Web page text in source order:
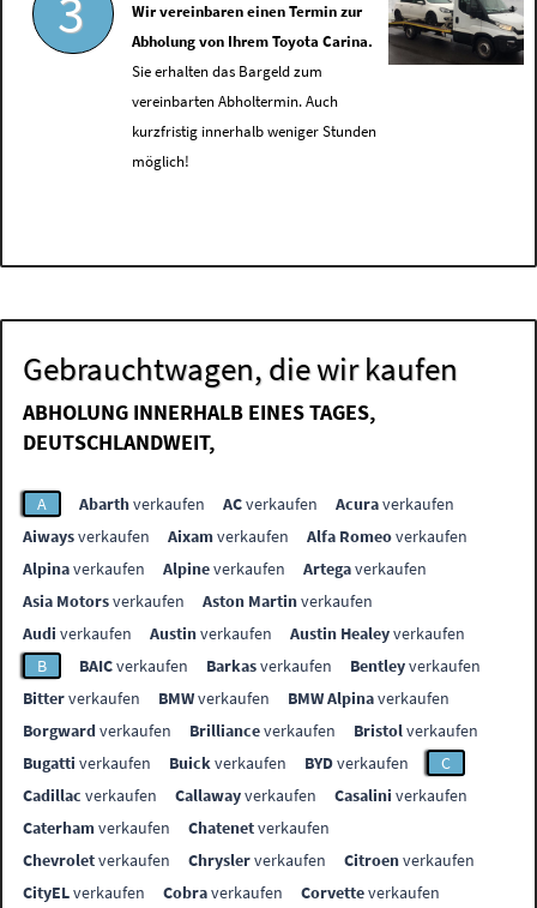
3
Wir vereinbaren einen Termin zur
Abholung von Ihrem Toyota Carina.
Sie erhalten das Bargeld zum
vereinbarten Abholtermin. Auch
kurzfristig innerhalb weniger Stunden
möglich!
Gebrauchtwagen, die wir kaufen
ABHOLUNG INNERHALB EINES TAGES,
DEUTSCHLANDWEIT,
A Abarthverkaufen ACverkaufen Acuraverkaufen
Aiwaysverkaufen Aixamverkaufen Alfa Romeoverkaufen
Alpinaverkaufen Alpineverkaufen Artegaverkaufen
Asia Motorsverkaufen Aston Martinverkaufen
Audi verkaufen Austinverkaufen Austin Healeyverkaufen
B
BAICverkaufen Barkasverkaufen Bentleyverkaufen
Bitterverkaufen BMWverkaufen BMW Alpinaverkaufen
Borgwardverkaufen Brillianceverkaufen Bristolverkaufen
Bugatti verkaufen Buickverkaufen BYDverkaufen
C
Cadillac verkaufen Callawayverkaufen Casalini verkaufen
Caterhamverkaufen Chatenetverkaufen
Chevroletverkaufen Chryslerverkaufen Citroenverkaufen
CityELverkaufen Cobraverkaufen Corvetteverkaufen